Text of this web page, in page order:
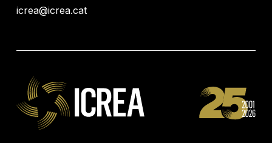
icrea@icrea.cat